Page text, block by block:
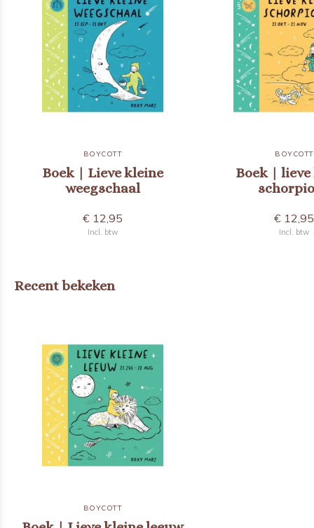
BOYCOTT
Boek | Lieve kleine
weegschaal
€ 12,95
Incl. btw
BOYCOTT
Boek |
€ 12,95
Incl. btw
Recent bekeken
BOYCOTT